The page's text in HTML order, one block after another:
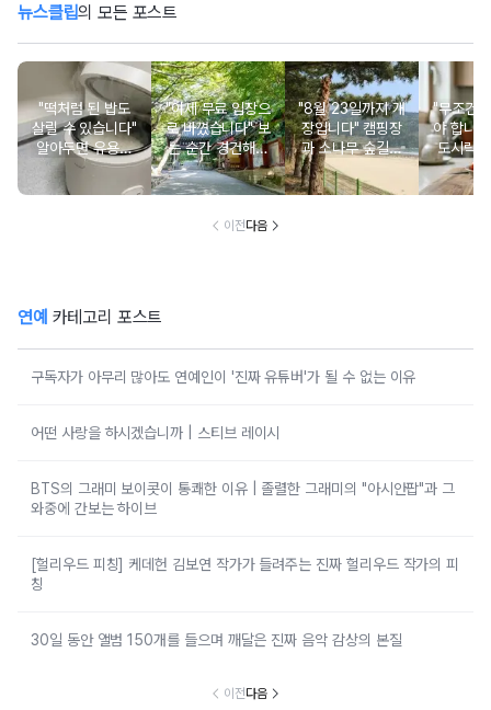
뉴스클립의 모든 포스트
"떡처럼 된 밥도
살릴 수 있습니다"
알아두면 유용한
물 많은 진 밥 살
리는 방법
"이제 무료 입장으
로 바꼈습니다" 보
는 순간 경건해지
고 마음이 편안해
지는 사찰 여행지
"8월 23일까지 개
장입니다" 캠핑장
과 소나무 숲길이
붙어있는 조용한
남해 해수욕장
"무조건
야 합니
도시락
마토 꼭
넣으면
이전다음
연예 카테고리 포스트
구독자가 아무리 많아도 연예인이 '진짜 유튜버'가 될 수 없는 이유
어떤 사랑을 하시겠습니까 | 스티브 레이시
BTS의 그래미 보이콧이 통쾌한 이유 | 졸렬한 그래미의 "아시안팝"과 그
와중에 간보는 하이브
[헐리우드 피칭] 케데헌 김보연 작가가 들려주는 진짜 헐리우드 작가의 피
칭
30일 동안 앨범 150개를 들으며 깨달은 진짜 음악 감상의 본질
이전다음